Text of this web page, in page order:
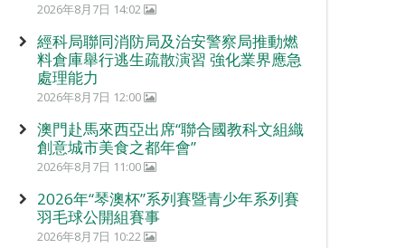
2026年8月7日 14:02
經科局聯同消防局及治安警察局推動燃
料倉庫舉行逃生疏散演習 強化業界應急
處理能力
2026年8月7日 12:00
澳門赴馬來西亞出席“聯合國教科文組織
創意城市美食之都年會”
2026年8月7日 11:00
2026年“琴澳杯”系列賽暨青少年系列賽
羽毛球公開組賽事
2026年8月7日 10:22